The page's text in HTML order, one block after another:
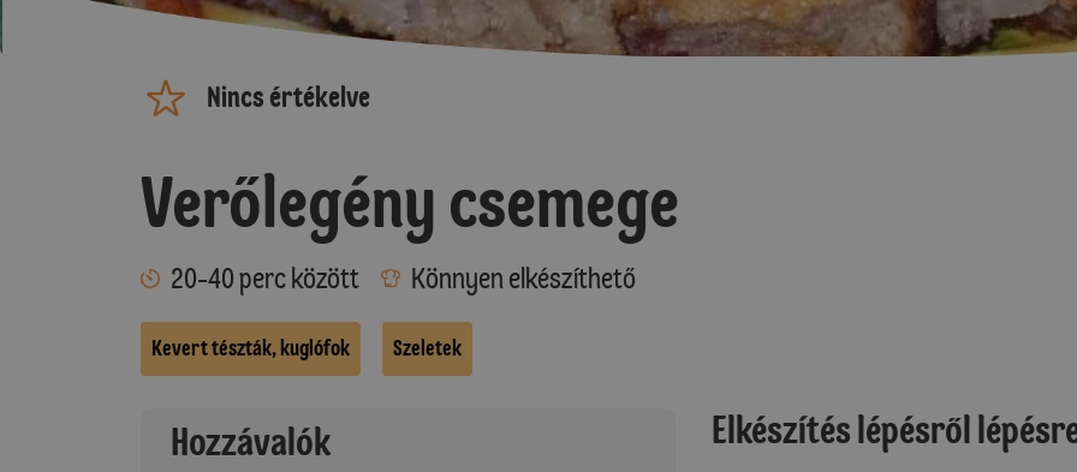
Nincs értékelve
Verőlegény csemege
20-40 perc között Könnyen elkészíthető
Kevert tészták, kuglófok Szeletek
Hozzávalók Elkészítés lépésről